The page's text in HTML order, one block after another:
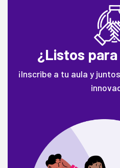
¿Listos
¡Inscribe a tu aula y